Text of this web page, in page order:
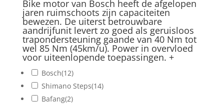
Bike motor van Bosch heeft de afgelopen
jaren ruimschoots zijn capaciteiten
bewezen. De uiterst betrouwbare
aandrijfunit levert zo goed als geruisloos
trapondersteuning gaande van 40 Nm tot
wel 85 Nm (45km/u). Power in overvloed
voor uiteenlopende toepassingen. +
Bosch(12)
Shimano Steps(14)
Bafang(2)